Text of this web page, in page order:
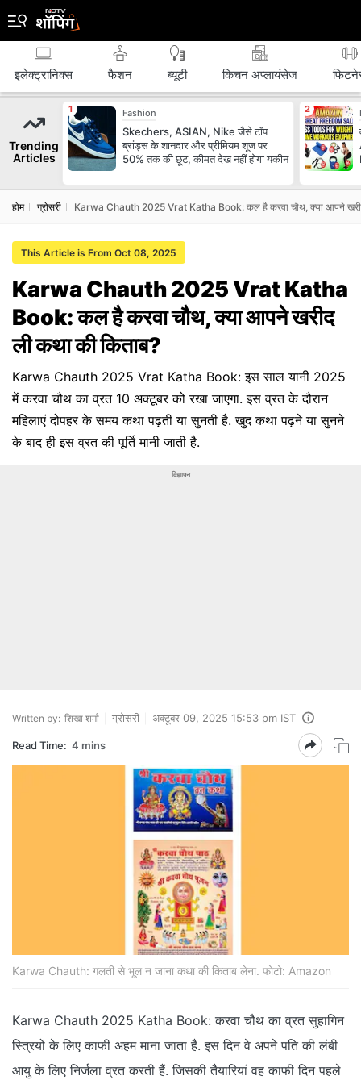
इलेक्ट्रानिक्स फैशन ब्‍यूटी किचन अप्लायंसेज
Trending
Articles
Fashion
Skechers, ASIAN, Nike जैसे टॉप
ब्रांड्स के शानदार और प्रीमियम शूज पर
50% तक की छूट, कीमत देख नहीं होगा यकीन
होम ग्रोसरी Karwa Chauth 2025 Vrat Katha Book: कल है करवा चौथ, क्‍या आपने
This Article is From Oct 08, 2025
Karwa Chauth 2025 Vrat Katha
Book: कल है करवा चौथ, क्‍या आपने खरीद
ली कथा की किताब?
Karwa Chauth 2025 Vrat Katha Book: इस साल यानी 2025
में करवा चौथ का व्रत 10 अक्‍टूबर को रखा जाएगा. इस व्रत के दौरान
महिलाएं दोपहर के समय कथा पढ़ती या सुनती है. खुद कथा पढ़ने या सुनने
के बाद ही इस व्रत की पूर्ति मानी जाती है.
विज्ञापन
Written by: शिखा शर्मा ग्रोसरी अक्टूबर 09, 2025 15:53 pm IST
Read Time: 4 mins
Karwa Chauth: गलती से भूल न जाना कथा की किताब लेना. फोटो: Amazon
Karwa Chauth 2025 Katha Book: करवा चौथ का व्रत सुहागिन
स्त्रियों के लिए काफी अहम माना जाता है. इस दिन वे अपने पति की लंबी
आयु के लिए निर्जला व्रत करती हैं. जिसकी तैयारियां वह काफी दिन पहले